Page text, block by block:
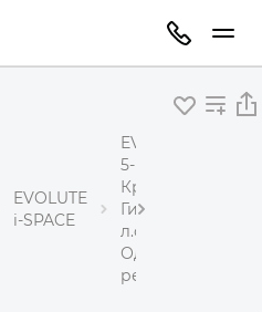
EVOLUTE
i-SPACE
EVOLUTE i-SPACE
5-местный
Кроссовер
Гибрид 1,5 л 218
л.с.
редуктор